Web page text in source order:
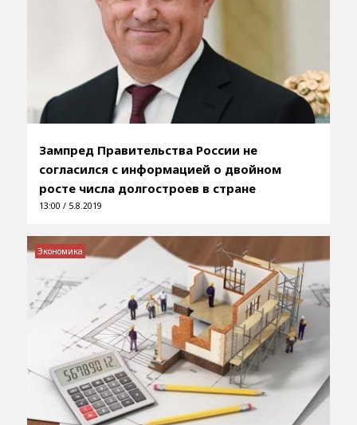
Зампред Правительства России не
согласился с информацией о двойном
росте числа долгостроев в стране
13:00 / 5.8.2019
Экономика